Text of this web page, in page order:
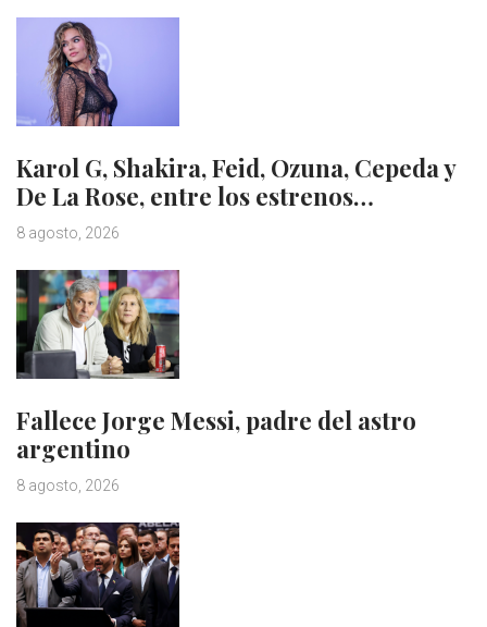
Karol G, Shakira, Feid, Ozuna, Cepeda y
De La Rose, entre los estrenos…
8 agosto, 2026
Fallece Jorge Messi, padre del astro
argentino
8 agosto, 2026